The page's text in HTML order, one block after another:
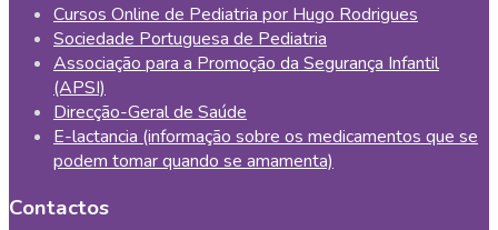
Cursos Online de Pediatria por Hugo Rodrigues
Sociedade Portuguesa de Pediatria
Associação para a Promoção da Segurança Infantil
(APSI)
Direcção-Geral de Saúde
E-lactancia (informação sobre os medicamentos que se
podem tomar quando se amamenta)
Contactos